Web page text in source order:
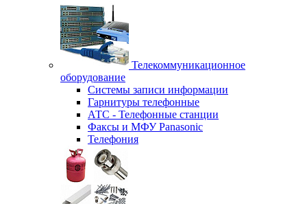
Телекоммуникационное
оборудование
Системы записи информации
Гарнитуры телефонные
АТС - Телефонные станции
Факсы и МФУ Panasonic
Телефония